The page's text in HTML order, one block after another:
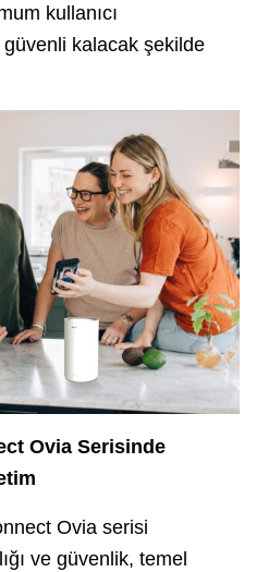
kullanıcı
kalacak şekilde
Ovia Serisinde
Ovia serisi
ve güvenlik, temel